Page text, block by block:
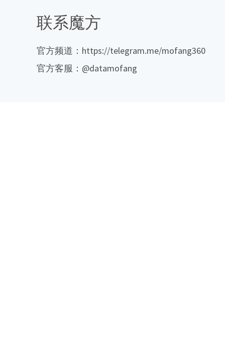
联系魔方
官方频道：https://telegram.me/mofang360
官方客服：@datamofang